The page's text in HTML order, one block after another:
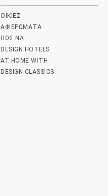
ΟΙΚΙΕΣ
ΑΦΙΕΡΩΜΑΤΑ
ΠΩΣ ΝΑ
DESIGN HOTELS
AT HOME WITH
DESIGN CLASSICS